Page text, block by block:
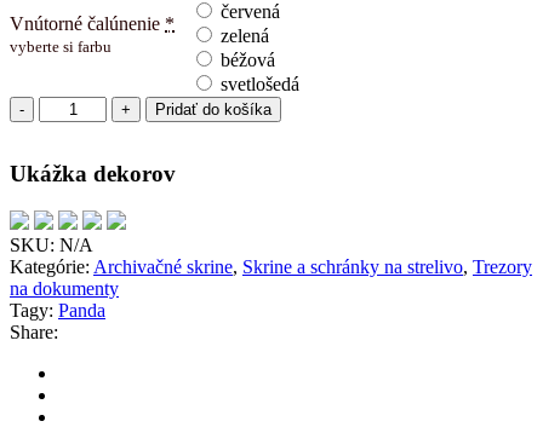
Vnútorné čalúnenie *
vyberte si farbu
červená
zelená
béžová
svetlošedá
množstvo
Panda
krídlová,
police
(decor)
Pridať do košíka
Ukážka dekorov
SKU: N/A
Kategórie: Archivačné skrine, Skrine a schránky na strelivo, Trezory
na dokumenty
Tagy: Panda
Share: